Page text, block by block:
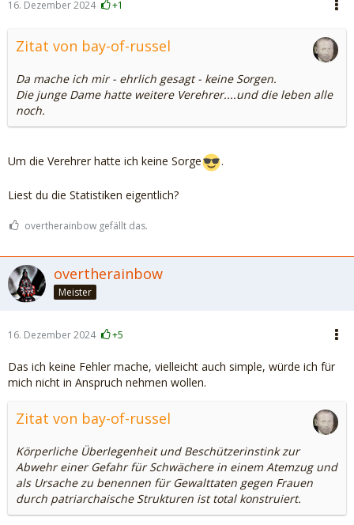
16. Dezember 2024 +1
Zitat von bay-of-russel
Da mache ich mir - ehrlich gesagt - keine Sorgen.
Die junge Dame hatte weitere Verehrer....und die leben alle
noch.
Um die Verehrer hatte ich keine Sorge .
Liest du die Statistiken eigentlich?
overtherainbow gefällt das.
overtherainbow
Meister
16. Dezember 2024 +5
Das ich keine Fehler mache, vielleicht auch simple, würde ich für
mich nicht in Anspruch nehmen wollen.
Zitat von bay-of-russel
Körperliche Überlegenheit und Beschützerinstink zur
Abwehr einer Gefahr für Schwächere in einem Atemzug und
als Ursache zu benennen für Gewalttaten gegen Frauen
durch patriarchaische Strukturen ist total konstruiert.